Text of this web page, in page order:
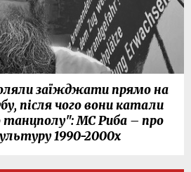
заїжджати прямо на
після чого вони катали
танцполу": МС Риба – про
1990-2000х